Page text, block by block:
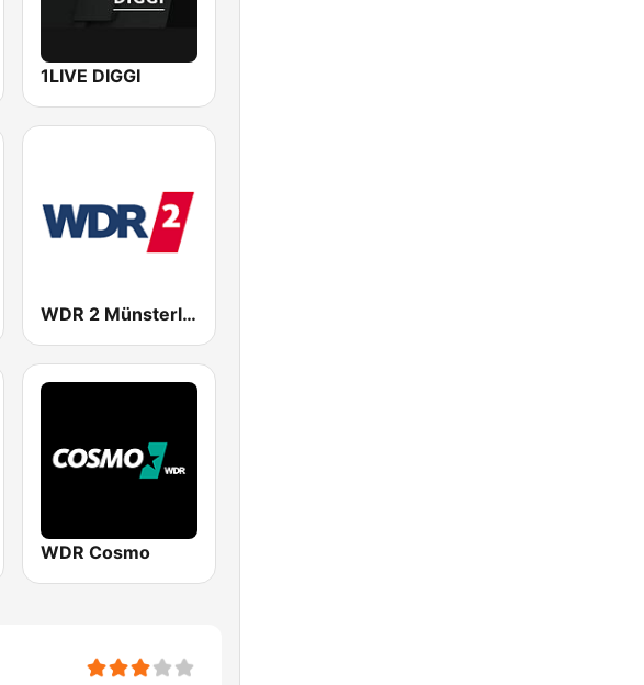
1LIVE DIGGI
WDR 2 Münsterland
WDR Cosmo